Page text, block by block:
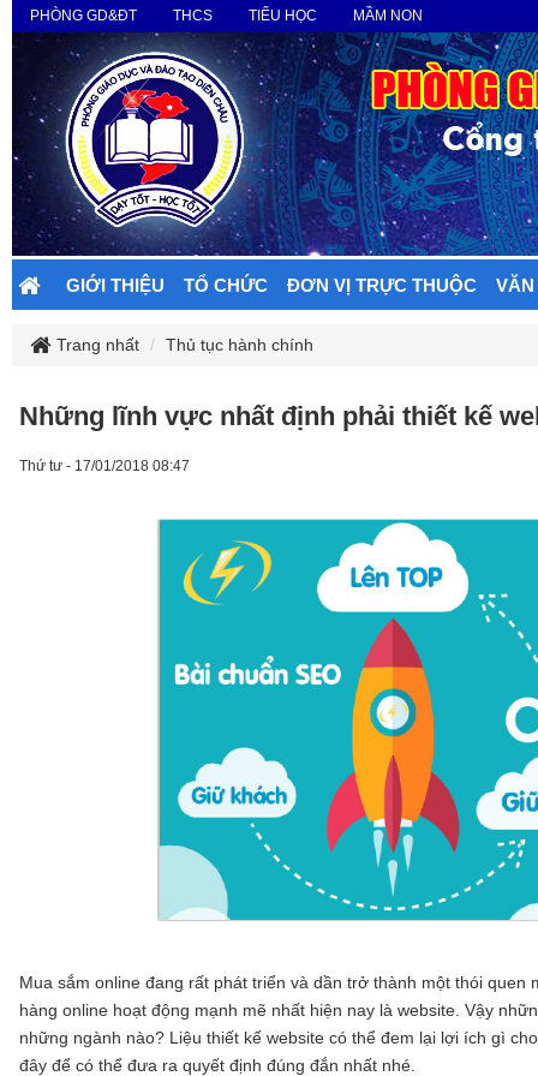
PHÒNG GD&ĐT THCS TIỂU HỌC MẦM NON
GIỚI THIỆU TỔ CHỨC ĐƠN VỊ TRỰC THUỘC
Trang nhất Thủ tục hành chính
Những lĩnh vực nhất định phải thiết kế
Thứ tư - 17/01/2018 08:47
Mua sắm online đang rất phát triển và dần trở thành một thói
hàng online hoạt động mạnh mẽ nhất hiện nay là website. Vậy
những ngành nào? Liệu thiết kế website có thể đem lại lợi ích gì
đây để có thể đưa ra quyết định đúng đắn nhất nhé.